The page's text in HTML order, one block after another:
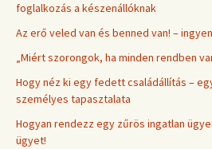
foglalkozás a készenállóknak
Az erő veled van és benned van! –
„Miért szorongok, ha minden rendben
Hogy néz ki egy fedett családállítás –
személyes tapasztalata
Hogyan rendezz egy zűrös ingatlan
ügyet!